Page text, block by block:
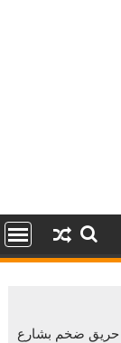
حريق ضخم بشارع